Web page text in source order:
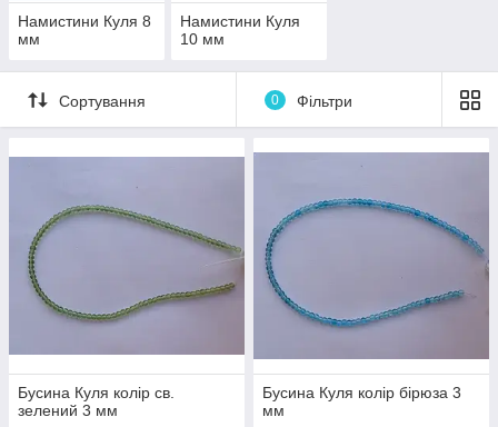
Намистини Куля 8
мм
Намистини Куля
10 мм
Сортування 0 Фільтри
Бусина Куля колір св.
зелений 3 мм
Бусина Куля колір бірюза 3
мм